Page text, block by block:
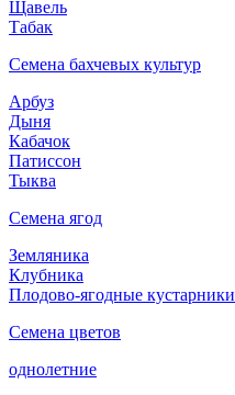
Щавель
Табак
Семена бахчевых культур
Арбуз
Дыня
Кабачок
Патиссон
Тыква
Семена ягод
Земляника
Клубника
Плодово-ягодные кустарники
Семена цветов
однолетние